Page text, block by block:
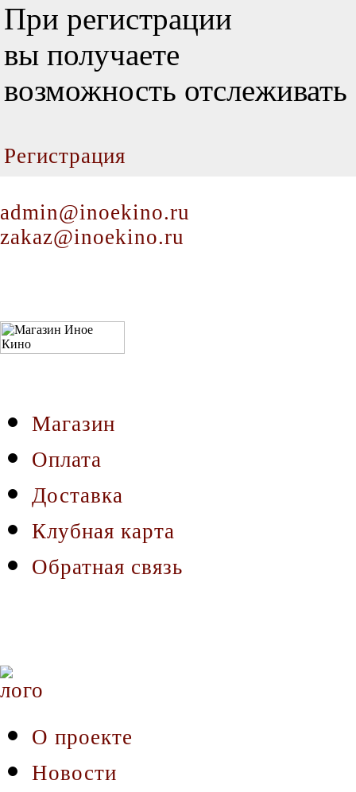
При регистрации
вы получаете
возможность
Регистрация
admin@inoekino.ru
zakaz@inoekino.ru
Магазин
Оплата
Доставка
Клубная карта
Обратная связь
О проекте
Новости